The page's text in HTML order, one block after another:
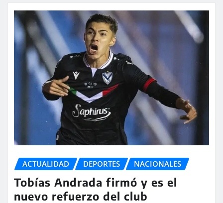
ACTUALIDAD DEPORTES NACIONALES
Tobías Andrada firmó y es el
nuevo refuerzo del club